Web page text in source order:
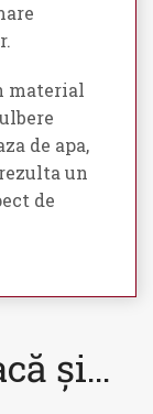
material
de apa,
un
de
și…